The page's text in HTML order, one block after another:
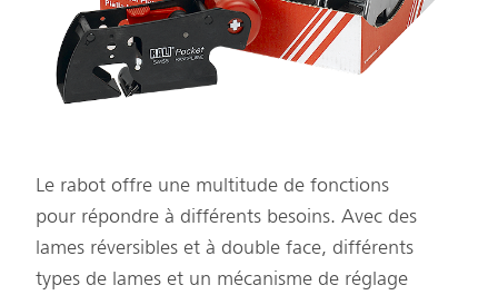
Le rabot offre une multitude de fonctions
pour répondre à différents besoins. Avec des
lames réversibles et à double face, différents
types de lames et un mécanisme de réglage